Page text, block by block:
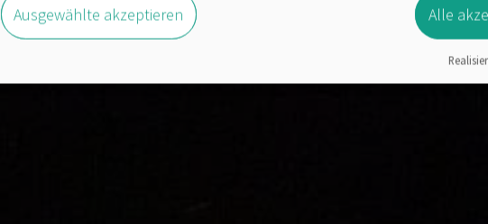
Ausgewählte akzeptieren Alle